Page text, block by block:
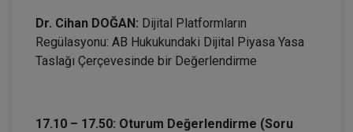
Dr. Cihan DOĞAN: Dijital Platformların
Regülasyonu: AB Hukukundaki Dijital Piyasa Yasa
Taslağı Çerçevesinde bir Değerlendirme
17.10 – 17.50: Oturum Değerlendirme (Soru